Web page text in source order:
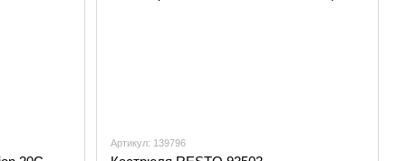
Артикул: 139796